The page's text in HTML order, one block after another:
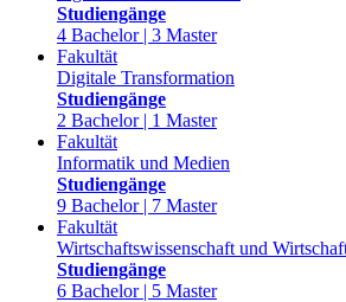
Studiengänge
4 Bachelor | 3 Master
Fakultät
Digitale Transformation
Studiengänge
2 Bachelor | 1 Master
Fakultät
Informatik und Medien
Studiengänge
9 Bachelor | 7 Master
Fakultät
Wirtschaftswissenschaft und
Studiengänge
6 Bachelor | 5 Master